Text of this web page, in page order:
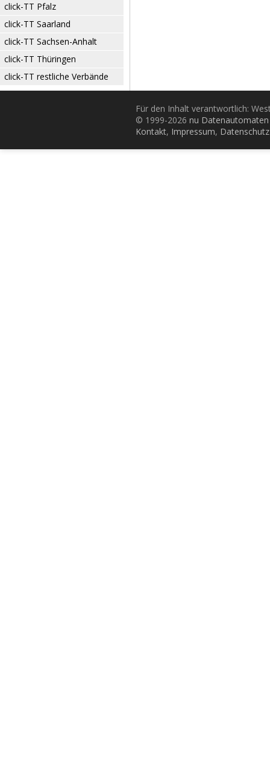
click-TT Pfalz
click-TT Saarland
click-TT Sachsen-Anhalt
click-TT Thüringen
click-TT restliche Verbände
Für den Inhalt verantwortlich:
© 1999-2026 nu
Kontakt, Impressum, Datenschutz